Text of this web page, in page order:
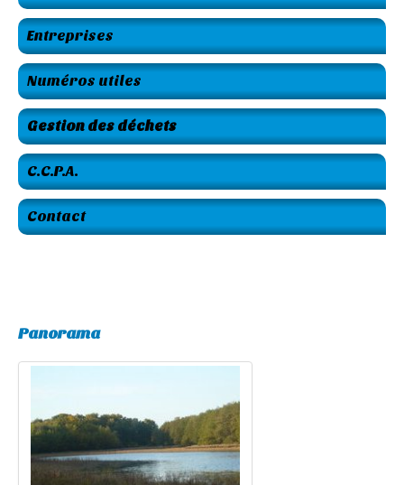
Entreprises
Numéros utiles
Gestion des déchets
C.C.P.A.
Contact
Panorama